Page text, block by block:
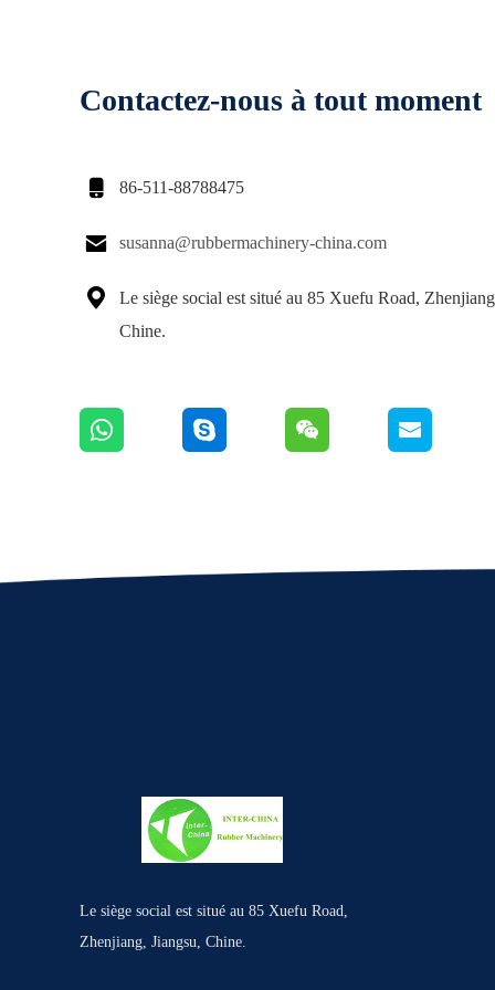
Contactez-nous à tout moment
 86-511-88788475
 susanna@rubbermachinery-china.com

Le siège social est situé au 85 Xuefu Road,
Chine.
Le siège social est situé au 85 Xuefu Road,
Zhenjiang, Jiangsu, Chine.